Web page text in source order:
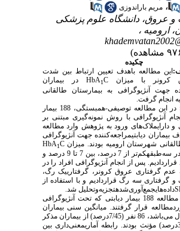
، مریم باراندوزی
و عروق، دانشگاه علوم پزشکی
ارومیه ،
چکیده
این مطالعه باهدف تعیین ارتباط بین شدت
کرونر با میزان
HbA1C
در بیماران
جهت آنژیوگرافی به بیمارستان طالقانی
انجام گرفت.
در این مطالعه توصیفی-همبستگی، 188 بیمار
آنژیوگرافی با روش نمونه‌گیری مبتنی بر
دارایملاک‌های ورود به پژوهش وارد مطالعه
بیماران دیابتیمراجعه‌کننده جهت آنژیوگرافی
شهرستان ارومیه بودند. میزان
HbA1C
افراد مذکور را در سه‌طبقهکم‌تر از 7 درصد، بین 7 تا 9 درصد و
از 9 درصد قراردادیم. پس از انجام آنژیوگرافی افراد را در
4 طبقه عدم گرفتاری عروق کرونر، گرفتارییک رگ،
گرفتاری سه رگ قراردادیم و با استفاده از
داده‌هایجمع‌آوری‌شدهتجزیه‌و‌تحلیل شد.
در این مطالعه 188 بیمار دیابتی که تحت آنژیوگرافی
قرار گرفتند. میانگین سنی بیماران
66/9± 63/58 سال می‌باشد، 86 نفر (7/45درصد) از بیماران مذکر
و 102 نفر (3/54درصد) مؤنث بودند. رابطه آماریمعنی‌داری بین